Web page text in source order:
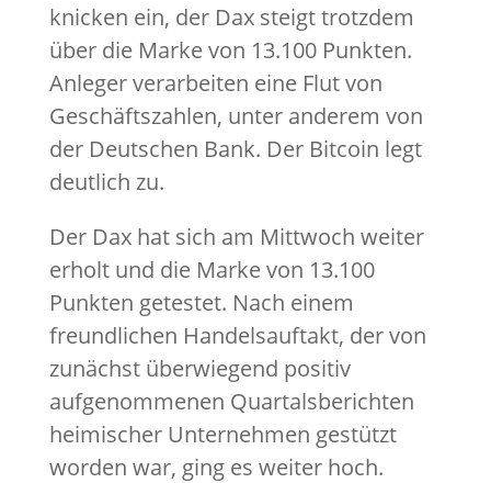
knicken ein, der Dax steigt trotzdem
über die Marke von 13.100 Punkten.
Anleger verarbeiten eine Flut von
Geschäftszahlen, unter anderem von
der Deutschen Bank. Der Bitcoin legt
deutlich zu.
Der Dax hat sich am Mittwoch weiter
erholt und die Marke von 13.100
Punkten getestet. Nach einem
freundlichen Handelsauftakt, der von
zunächst überwiegend positiv
aufgenommenen Quartalsberichten
heimischer Unternehmen gestützt
worden war, ging es weiter hoch.